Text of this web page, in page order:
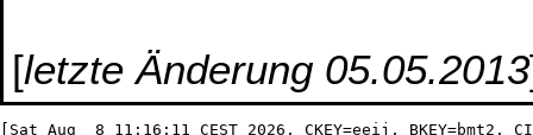
[letzte Änderung 05.05.2013